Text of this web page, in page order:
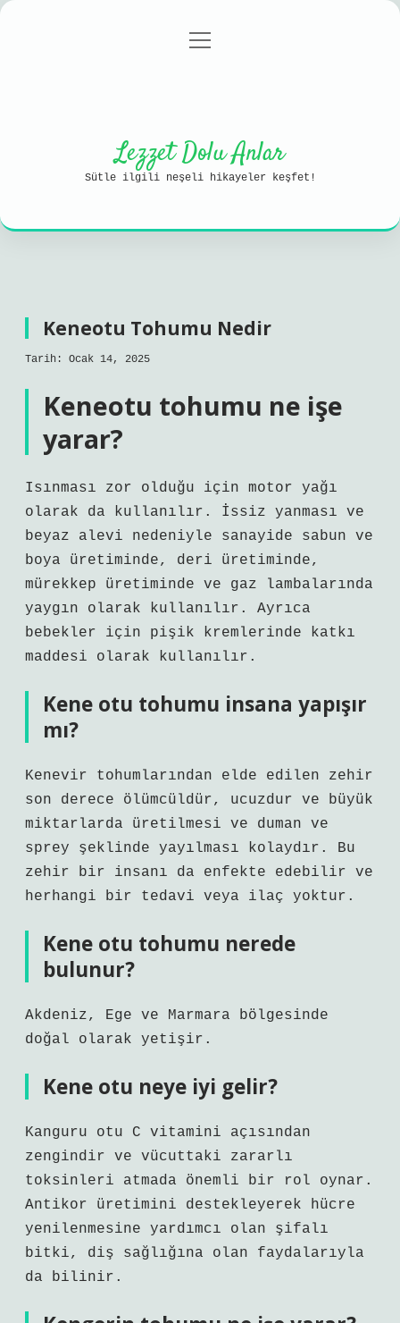
Gizlilik Politikası
menüyü
Lezzet Dolu Anlar
Sütle ilgili neşeli hikayeler keşfet!
Keneotu Tohumu Nedir
Tarih: Ocak 14, 2025
Keneotu tohumu ne işe
yarar?
Isınması zor olduğu için motor yağı
olarak da kullanılır. İssiz yanması ve
beyaz alevi nedeniyle sanayide sabun ve
boya üretiminde, deri üretiminde,
mürekkep üretiminde ve gaz lambalarında
yaygın olarak kullanılır. Ayrıca
bebekler için pişik kremlerinde katkı
maddesi olarak kullanılır.
Kene otu tohumu insana yapışır
mı?
Kenevir tohumlarından elde edilen zehir
son derece ölümcüldür, ucuzdur ve büyük
miktarlarda üretilmesi ve duman ve
sprey şeklinde yayılması kolaydır. Bu
zehir bir insanı da enfekte edebilir ve
herhangi bir tedavi veya ilaç yoktur.
Kene otu tohumu nerede
bulunur?
Akdeniz, Ege ve Marmara bölgesinde
doğal olarak yetişir.
Kene otu neye iyi gelir?
Kanguru otu C vitamini açısından
zengindir ve vücuttaki zararlı
toksinleri atmada önemli bir rol oynar.
Antikor üretimini destekleyerek hücre
yenilenmesine yardımcı olan şifalı
bitki, diş sağlığına olan faydalarıyla
da bilinir.